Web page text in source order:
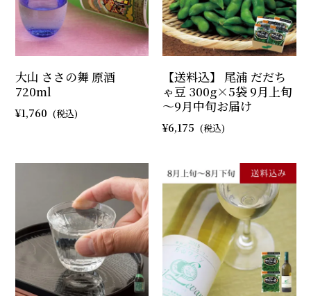
大山 ささの舞 原酒
720ml
1,760
【送料込】 尾浦 だだち
ゃ豆 300g×5袋 9月上旬
～9月中旬お届け
6,175